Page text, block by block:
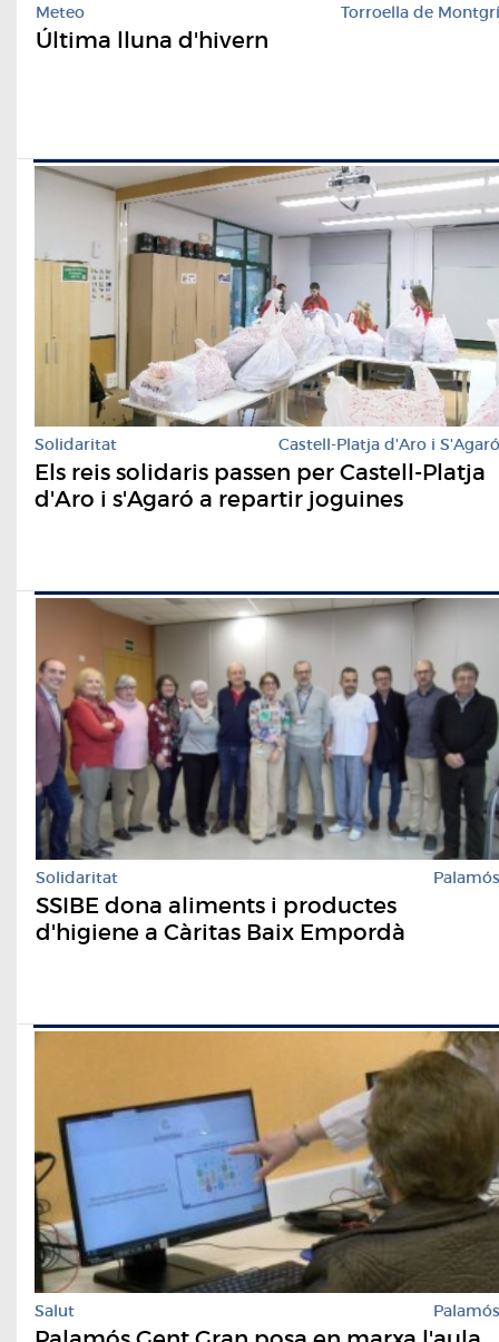
Meteo Torroella de Montgrí
Última lluna d'hivern
Solidaritat Castell-Platja d'Aro i S'Agaró
Els reis solidaris passen per Castell-Platja
d'Aro i s'Agaró a repartir joguines
Solidaritat Palamós
SSIBE dona aliments i productes
d'higiene a Càritas Baix Empordà
Salut Palamós